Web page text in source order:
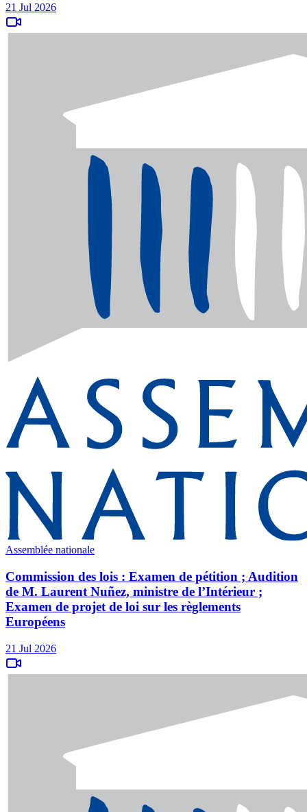
21 Jul 2026
Assemblée nationale
Commission des lois : Examen de pétition ; Audition
de M. Laurent Nuñez, ministre de l’Intérieur ;
Examen de projet de loi sur les règlements
Européens
21 Jul 2026